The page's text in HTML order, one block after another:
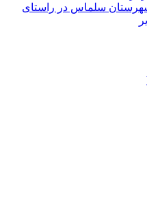
شهرستان سلماس در راستای